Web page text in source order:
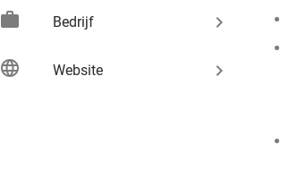
work Bedrijf keyboard_arrow_right
language Website keyboard_arrow_right